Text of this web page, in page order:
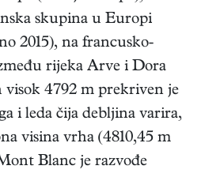
skupina u Europi
2015), na francusko-
rijeka Arve i Dora
visok 4792 m prekriven je
i leda čija debljina varira,
visina vrha (4810,45 m
Blanc je razvođe